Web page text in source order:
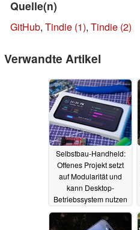
Quelle(n)
GitHub, Tindie (1), Tindie (2)
Verwandte Artikel
Selbstbau-Handheld:
Offenes Projekt setzt
auf Modularität und
kann Desktop-
Betriebssystem nutzen
09.12.2025